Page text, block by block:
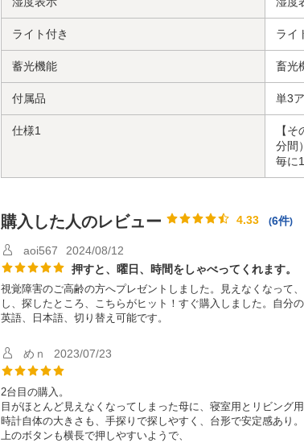
ライト付き ライ
蓄光機能 畜光
付属品 単3
仕様1
【
分間
毎に
購入した人のレビュー 4.33 (6件)
aoi567
2024/08/12
押すと、曜日、時間をしゃべってくれます。
視覚障害のご高齢の方へプレゼントしました。見えなくなって
し、探したところ、こちらがヒット！すぐ購入しました。自分
英語、日本語、切り替え可能です。
めｎ 2023/07/23
2台目の購入。
目がほとんど見えなくなってしまった母に、寝室用とリビング
時計自体の大きさも、手探りで探しやすく、台形で安定感あり。
上のボタンも横長で押しやすいようで、